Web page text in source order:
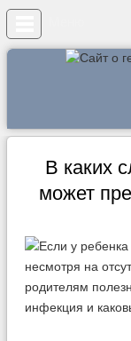
В каких
может